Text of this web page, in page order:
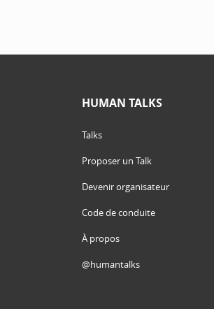
HUMAN TALKS
Talks
Proposer un Talk
Devenir organisateur
Code de conduite
À propos
@humantalks